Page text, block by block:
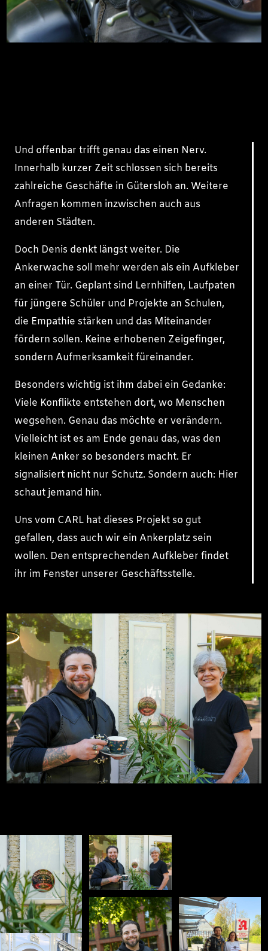
Und offenbar trifft genau das einen Nerv.
Innerhalb kurzer Zeit schlossen sich bereits
zahlreiche Geschäfte in Gütersloh an. Weitere
Anfragen kommen inzwischen auch aus
anderen Städten.
Doch Denis denkt längst weiter. Die
Ankerwache soll mehr werden als ein Aufkleber
an einer Tür. Geplant sind Lernhilfen, Laufpaten
für jüngere Schüler und Projekte an Schulen,
die Empathie stärken und das Miteinander
fördern sollen. Keine erhobenen Zeigefinger,
sondern Aufmerksamkeit füreinander.
Besonders wichtig ist ihm dabei ein Gedanke:
Viele Konflikte entstehen dort, wo Menschen
wegsehen. Genau das möchte er verändern.
Vielleicht ist es am Ende genau das, was den
kleinen Anker so besonders macht. Er
signalisiert nicht nur Schutz. Sondern auch: Hier
schaut jemand hin.
Uns vom CARL hat dieses Projekt so gut
gefallen, dass auch wir ein Ankerplatz sein
wollen. Den entsprechenden Aufkleber findet
ihr im Fenster unserer Geschäftsstelle.